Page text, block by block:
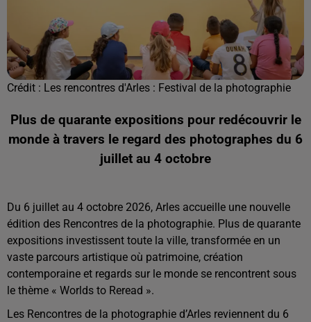
Crédit : Les rencontres d'Arles : Festival de la photographie
Plus de quarante expositions pour redécouvrir le
monde à travers le regard des photographes du 6
juillet au 4 octobre
Du 6 juillet au 4 octobre 2026, Arles accueille une nouvelle
édition des Rencontres de la photographie. Plus de quarante
expositions investissent toute la ville, transformée en un
vaste parcours artistique où patrimoine, création
contemporaine et regards sur le monde se rencontrent sous
le thème « Worlds to Reread ».
Les Rencontres de la photographie d’Arles reviennent du 6